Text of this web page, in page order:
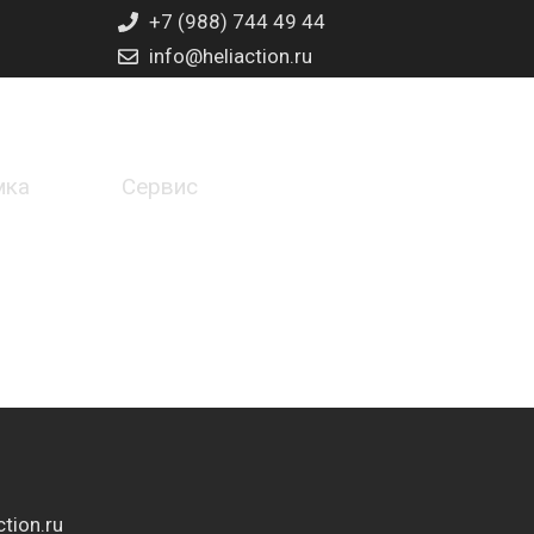
+7 (988) 744 49 44
info@heliaction.ru
Сервис